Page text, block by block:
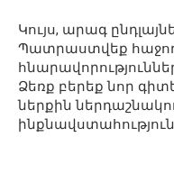
Կույս, արագ
Պատրաստվեք
Ձեռք բերեք նոր
ներքին